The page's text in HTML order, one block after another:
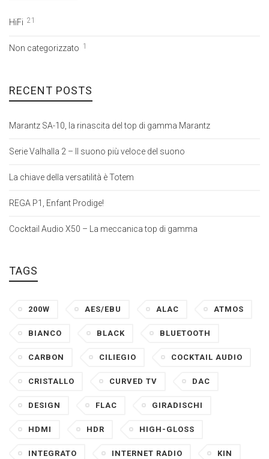
HiFi 21
Non categorizzato 1
RECENT POSTS
Marantz SA-10, la rinascita del top di gamma Marantz
Serie Valhalla 2 – Il suono più veloce del suono
La chiave della versatilità è Totem
REGA P1, Enfant Prodige!
Cocktail Audio X50 – La meccanica top di gamma
TAGS
200W AES/EBU ALAC ATMOS
BIANCO BLACK BLUETOOTH
CARBON CILIEGIO COCKTAIL AUDIO
CRISTALLO CURVED TV DAC
DESIGN FLAC GIRADISCHI
HDMI HDR HIGH-GLOSS
INTEGRATO INTERNET RADIO KIN